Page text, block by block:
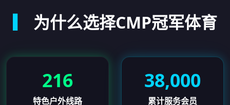
为什么选择CMP冠军体育
216
特色户外线路
38,000
累计服务会员